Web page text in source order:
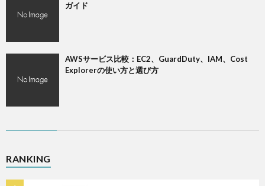
ガイド
AWSサービス比較：EC2、GuardDuty、IAM、Cost
Explorerの使い方と選び方
RANKING